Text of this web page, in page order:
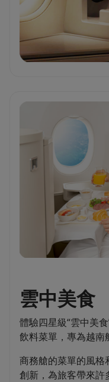
雲中美食
體驗四星級“雲中美
飲料菜單，專為越南
商務艙的菜單的風格
創新，為旅客帶來許